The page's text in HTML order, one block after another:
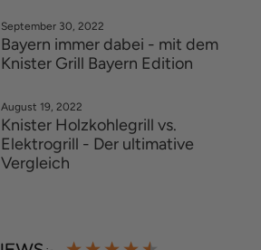
September 30, 2022
Bayern immer dabei - mit dem
Knister Grill Bayern Edition
August 19, 2022
Knister Holzkohlegrill vs.
Elektrogrill - Der ultimative
Vergleich